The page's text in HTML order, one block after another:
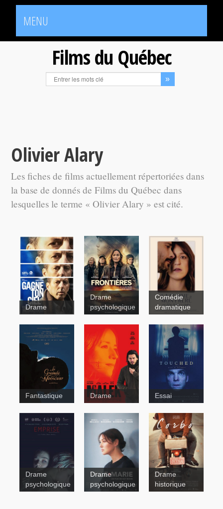
MENU
Films du Québec
Olivier Alary
Les fiches de films actuellement répertoriées dans
la base de donnés de Films du Québec dans
lesquelles le terme « Olivier Alary » est cité.
Drame
Marécages
Drame
psychologique
Quelqu’un
d’extraordinaire
Comédie
dramatique
La
grande
noirceur
Fantastique
Malek
Cockroach
Drame Essai
Drame
psychologique
Drame
psychologique
Corbo
Drame
historique